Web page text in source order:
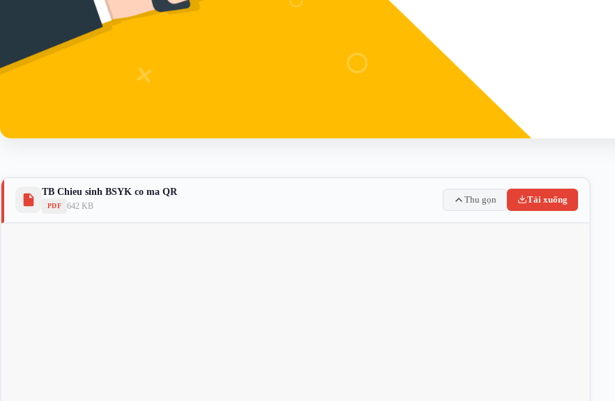
TB Chieu sinh BSYK co ma QR
PDF 642 KB
Thu gọn Tải xuống